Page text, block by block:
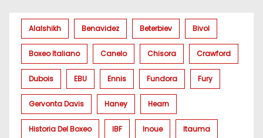
Alalshikh Benavidez Beterbiev Bivol
Boxeo Italiano Canelo Chisora Crawford
Dubois EBU Ennis Fundora Fury
Gervonta Davis Haney Hearn
Historia Del Boxeo IBF Inoue Itauma